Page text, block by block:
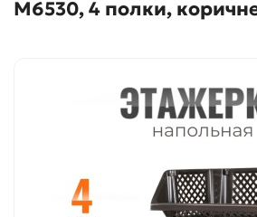
М6530, 4 полки,